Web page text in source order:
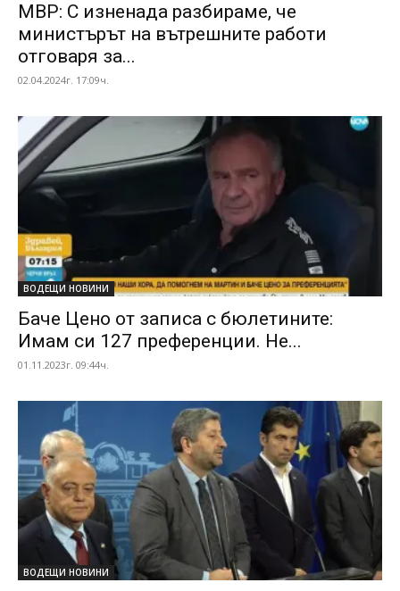
МВР: С изненада разбираме, че
министърът на вътрешните работи
отговаря за...
02.04.2024г. 17:09ч.
ВОДЕЩИ НОВИНИ
Баче Цено от записа с бюлетините:
Имам си 127 преференции. Не...
01.11.2023г. 09:44ч.
ВОДЕЩИ НОВИНИ